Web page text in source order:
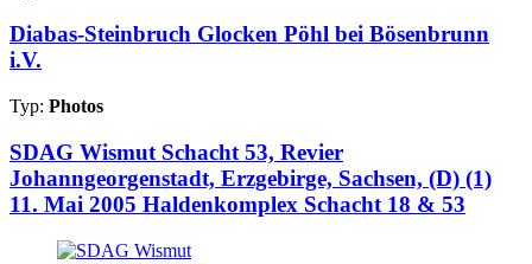
Diabas-Steinbruch Glocken Pöhl bei Bösenbrunn
i.V.
Typ: Photos
SDAG Wismut Schacht 53, Revier
Johanngeorgenstadt, Erzgebirge, Sachsen, (D) (1)
11. Mai 2005 Haldenkomplex Schacht 18 & 53